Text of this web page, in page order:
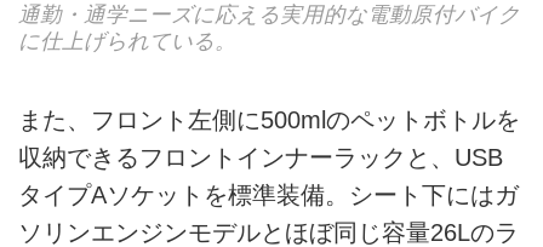
通勤・通学ニーズに応える実用的な電動原付バイク
に仕上げられている。
また、フロント左側に500mlのペットボトルを
収納できるフロントインナーラックと、USB
タイプAソケットを標準装備。シート下にはガ
ソリンエンジンモデルとほぼ同じ容量26Lのラ